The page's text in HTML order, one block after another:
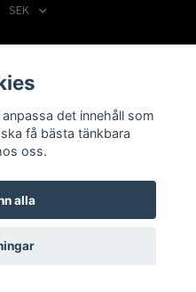
SEK
det innehåll som
få bästa tänkbara
oss.
alla